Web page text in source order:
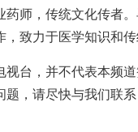
师，传统文化传者。
致力于医学知识和
视台，并不代表本频
，请尽快与我们联